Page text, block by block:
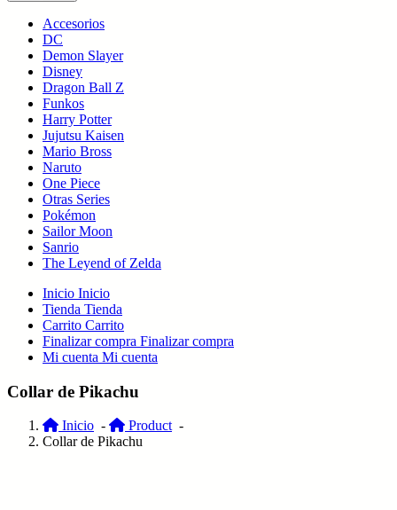
Accesorios
DC
Demon Slayer
Disney
Dragon Ball Z
Funkos
Harry Potter
Jujutsu Kaisen
Mario Bross
Naruto
One Piece
Otras Series
Pokémon
Sailor Moon
Sanrio
The Leyend of Zelda
Inicio Inicio
Tienda Tienda
Carrito Carrito
Finalizar compra Finalizar compra
Mi cuenta Mi cuenta
Collar de Pikachu
Inicio - Product-
Collar de Pikachu